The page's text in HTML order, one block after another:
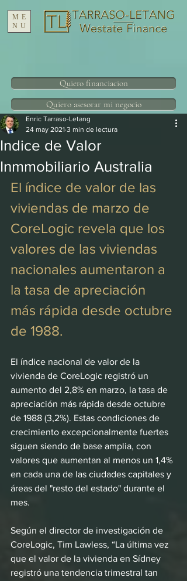
ME
NU
Quiero financiacion
Quiero asesorar mi negocio
Indice de Valor
Inmmobiliario Australia
Enric Tarraso-Letang
24 may 2021 3 min de lectura
El índice de valor de las
viviendas de marzo de
CoreLogic revela que los
valores de las viviendas
nacionales aumentaron a
la tasa de apreciación
más rápida desde octubre
de 1988.
El índice nacional de valor de la
vivienda de CoreLogic registró un
aumento del 2,8% en marzo, la tasa de
apreciación más rápida desde octubre
de 1988 (3,2%). Estas condiciones de
crecimiento excepcionalmente fuertes
siguen siendo de base amplia, con
valores que aumentan al menos un 1,4%
en cada una de las ciudades capitales y
áreas del "resto del estado" durante el
mes.
Según el director de investigación de
CoreLogic, Tim Lawless, “La última vez
que el valor de la vivienda en Sídney
registró una tendencia trimestral tan